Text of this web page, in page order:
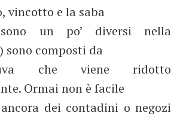
vincotto e la saba
un po’ diversi nella
sono composti da
che viene ridotto
Ormai non è facile
dei contadini o negozi